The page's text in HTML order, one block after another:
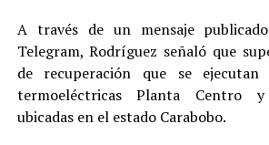
A través de un mensaje
Telegram, Rodríguez señaló que
de recuperación que se
termoeléctricas Planta Centro y
ubicadas en el estado Carabobo.